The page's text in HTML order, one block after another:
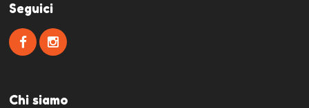
Seguici
Chi siamo